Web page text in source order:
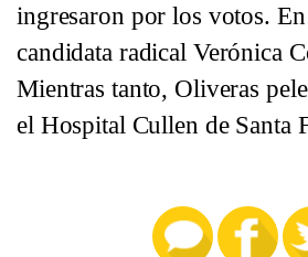
ingresaron por los votos. En
candidata radical Verónica
Mientras tanto, Oliveras
el Hospital Cullen de Santa